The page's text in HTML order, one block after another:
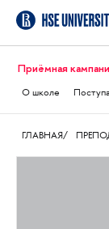
Приёмная
О школе
ГЛАВНАЯ